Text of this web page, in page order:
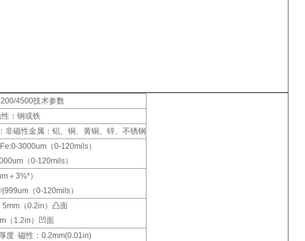
4500技术参数
：钢或铁
非磁性金属：铝、铜、黄铜、锌、不锈钢
3000um（0-120mils）
（0-120mils）
＋3%*）
（0-120mils）
（0.2in）凸面
1.2in）凹面
度 磁性：0.2mm(0.01in)